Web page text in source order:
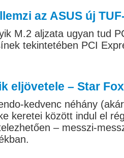
az ASUS új
M.2 aljzata ugyan tud
tekintetében PCI
eljövetele – Star
kedvenc néhány
keretei között indul el
– messzi-